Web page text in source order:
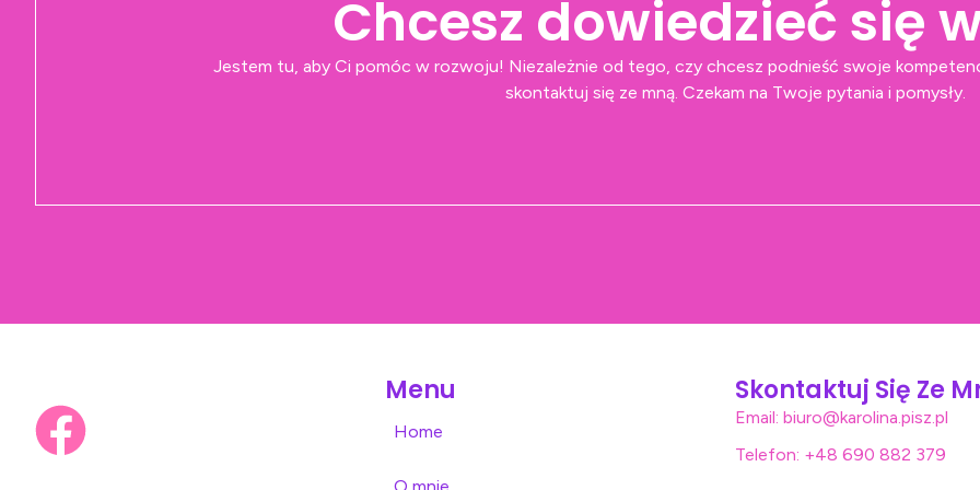
Chcesz dowiedzieć się
Jestem tu, aby Ci pomóc w rozwoju! Niezależnie od tego, czy chcesz podnieść swoje
skontaktuj się ze mną. Czekam na Twoje pytania i pomysły.
Menu
Home
Skontaktuj Się Ze
Email: biuro@karolina.pisz.pl
Telefon: +48 690 882 379